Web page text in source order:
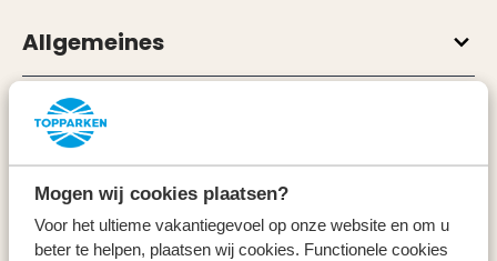
Mogen wij cookies plaatsen?
Voor het ultieme vakantiegevoel op onze website en om u
beter te helpen, plaatsen wij cookies. Functionele cookies
Allgemeines
Service & Kontakt
Arten
Specials